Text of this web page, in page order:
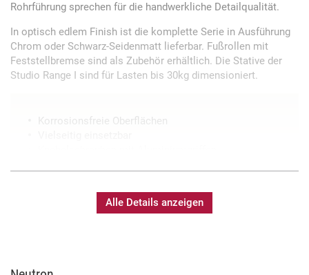
Rohrführung sprechen für die handwerkliche Detailqualität.
In optisch edlem Finish ist die komplette Serie in Ausführung
Chrom oder Schwarz-Seidenmatt lieferbar. Fußrollen mit
Feststellbremse sind als Zubehör erhältlich. Die Stative der
Studio Range I sind für Lasten bis 30kg dimensioniert.
Korrosionsfreie Oberflächen
Alle Details anzeigen